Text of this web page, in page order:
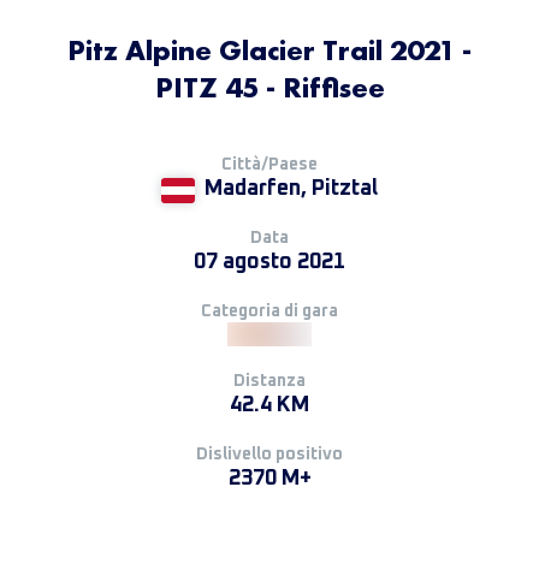
Pitz Alpine Glacier Trail 2021 -
PITZ 45 - Rifflsee
Città/Paese
Madarfen, Pitztal
Data
07 agosto 2021
Categoria di gara
Distanza
42.4 KM
Dislivello positivo
2370 M+